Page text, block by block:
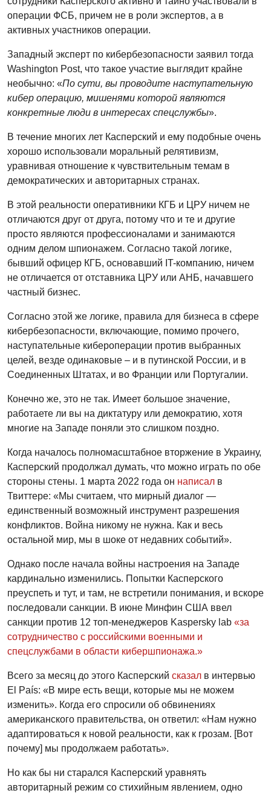
операции ФСБ, причем не в роли экспертов, а в
активных участников операции.
Западный эксперт по кибербезопасности заявил тогда
Washington Post, что такое участие выглядит крайне
необычно: «По сути, вы проводите наступательную
кибер операцию, мишенями которой являются
конкретные люди в интересах спецслужбы».
В течение многих лет Касперский и ему подобные очень
хорошо использовали моральный релятивизм,
уравнивая отношение к чувствительным темам в
демократических и авторитарных странах.
В этой реальности оперативники КГБ и ЦРУ ничем не
отличаются друг от друга, потому что и те и другие
просто являются профессионалами и занимаются
одним делом шпионажем. Согласно такой логике,
бывший офицер КГБ, основавший IT-компанию, ничем
не отличается от отставника ЦРУ или АНБ, начавшего
частный бизнес.
Согласно этой же логике, правила для бизнеса в сфере
кибербезопасности, включающие, помимо прочего,
наступательные кибероперации против выбранных
целей, везде одинаковые – и в путинской России, и в
Соединенных Штатах, и во Франции или Португалии.
Конечно же, это не так. Имеет большое значение,
работаете ли вы на диктатуру или демократию, хотя
многие на Западе поняли это слишком поздно.
Когда началось полномасштабное вторжение в Украину,
Касперский продолжал думать, что можно играть по обе
стороны стены. 1 марта 2022 года он написал в
Твиттере: «Мы считаем, что мирный диалог —
единственный возможный инструмент разрешения
конфликтов. Война никому не нужна. Как и весь
остальной мир, мы в шоке от недавних событий».
Однако после начала войны настроения на Западе
кардинально изменились. Попытки Касперского
преуспеть и тут, и там, не встретили понимания, и вскоре
последовали санкции. В июне Минфин США ввел
санкции против 12 топ-менеджеров Kaspersky lab «за
сотрудничество с российскими военными и
спецслужбами в области кибершпионажа.»
Всего за месяц до этого Касперский сказал в интервью
El País: «В мире есть вещи, которые мы не можем
изменить». Когда его спросили об обвинениях
американского правительства, он ответил: «Нам нужно
адаптироваться к новой реальности, как к грозам. [Вот
почему] мы продолжаем работать».
Но как бы ни старался Касперский уравнять
авторитарный режим cо стихийным явлением, одно